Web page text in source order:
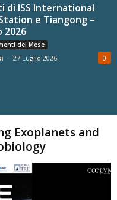
di ISS International
e Tiangong –
2026
del Mese
- 27 Luglio 2026 0
Exoplanets and